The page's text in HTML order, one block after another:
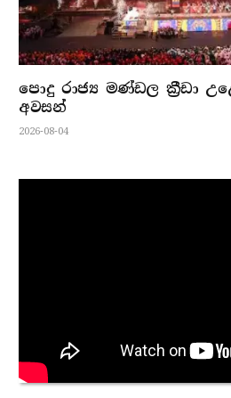
පොදු රාජ්‍ය මණ්ඩල ක්‍රීඩා
අවසන්
2026-08-04